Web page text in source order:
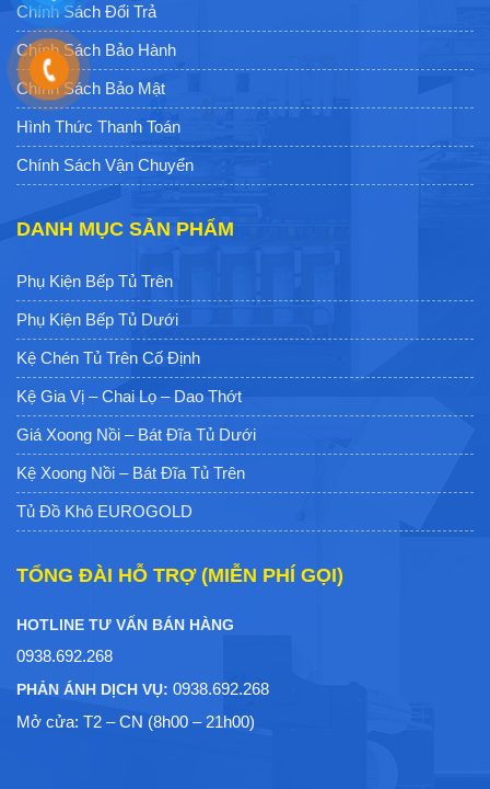
Chính Sách Đổi Trả
Chính Sách Bảo Hành
Chính Sách Bảo Mật
Hình Thức Thanh Toán
Chính Sách Vận Chuyển
DANH MỤC SẢN PHẨM
Phụ Kiện Bếp Tủ Trên
Phụ Kiện Bếp Tủ Dưới
Kệ Chén Tủ Trên Cố Định
Kệ Gia Vị – Chai Lọ – Dao Thớt
Giá Xoong Nồi – Bát Đĩa Tủ Dưới
Kệ Xoong Nồi – Bát Đĩa Tủ Trên
Tủ Đồ Khô EUROGOLD
TỔNG ĐÀI HỖ TRỢ (MIỄN PHÍ GỌI)
HOTLINE TƯ VẤN BÁN HÀNG
0938.692.268
PHẢN ÁNH DỊCH VỤ: 0938.692.268
Mở cửa: T2 – CN (8h00 – 21h00)